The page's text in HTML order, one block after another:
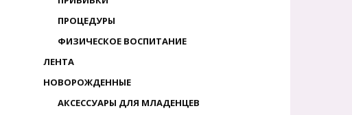
ПРОЦЕДУРЫ
ФИЗИЧЕСКОЕ ВОСПИТАНИЕ
ЛЕНТА
НОВОРОЖДЕННЫЕ
АКСЕССУАРЫ ДЛЯ МЛАДЕНЦЕВ